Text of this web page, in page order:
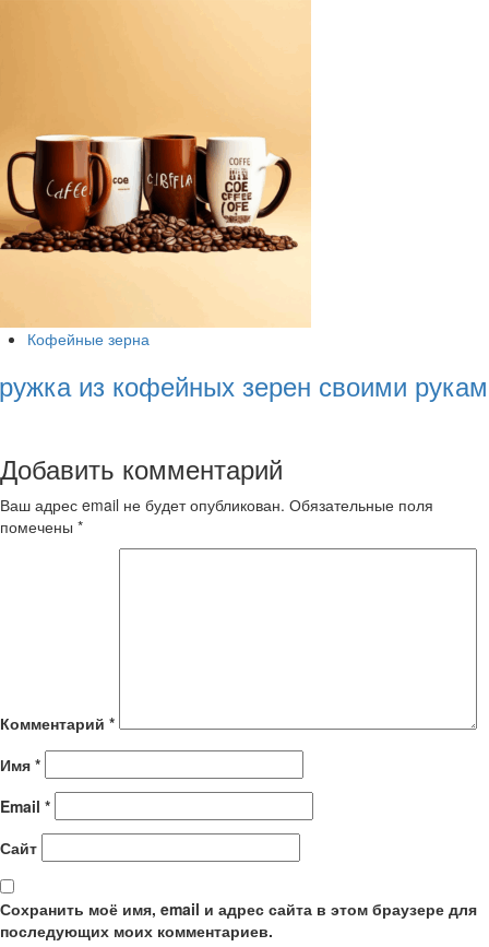
Кофейные зерна
из кофейных зерен своими
Добавить комментарий
Ваш адрес email не будет опубликован. Обязательные поля
помечены *
Комментарий *
Имя *
Email *
Сайт
Сохранить моё имя, email и адрес сайта в этом браузере для
последующих моих комментариев.